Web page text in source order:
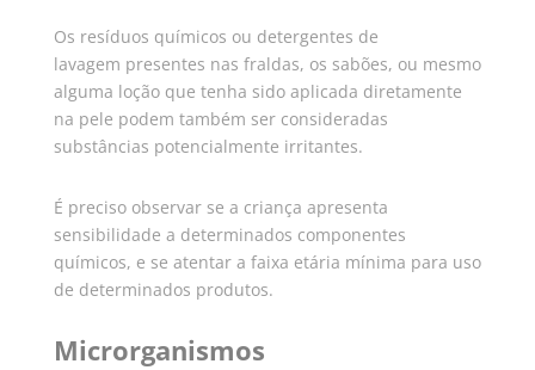
Os resíduos químicos ou detergentes de
lavagem presentes nas fraldas, os sabões, ou mesmo
alguma loção que tenha sido aplicada diretamente
na pele podem também ser consideradas
substâncias potencialmente irritantes.
É preciso observar se a criança apresenta
sensibilidade a determinados componentes
químicos, e se atentar a faixa etária mínima para uso
de determinados produtos.
Microrganismos